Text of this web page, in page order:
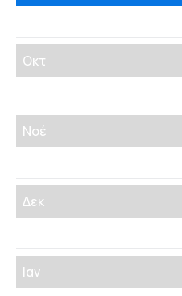
Οκτ
Νοέ
Δεκ
Ιαν